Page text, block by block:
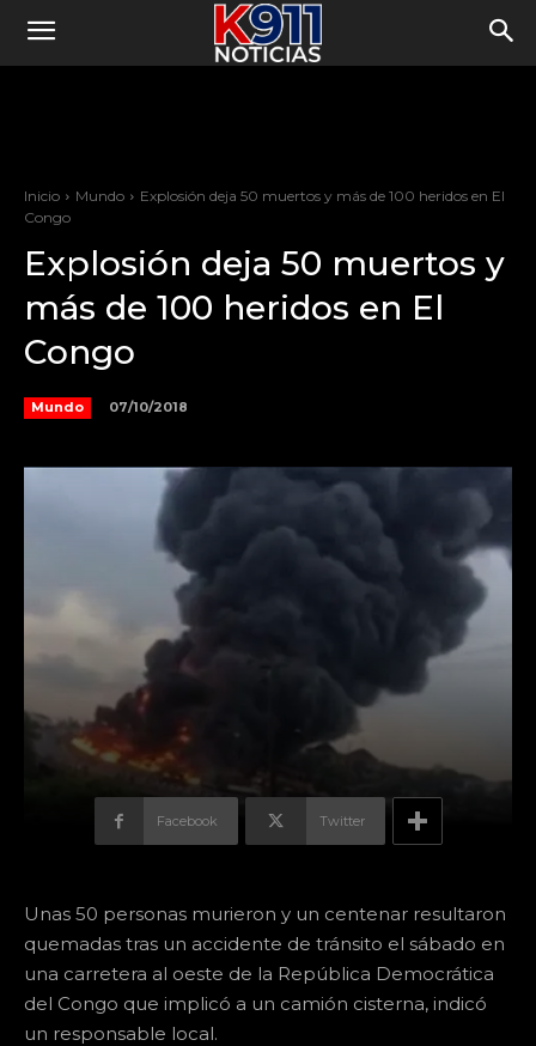
Inicio Mundo
Explosión deja 50 muertos y más de 100 heridos en El
Congo
Explosión deja 50 muertos y
más de 100 heridos en El
Congo
Mundo 07/10/2018
Facebook Twitter
Unas 50 personas murieron y un centenar resultaron
quemadas tras un accidente de tránsito el sábado en
una carretera al oeste de la República Democrática
del Congo que implicó a un camión cisterna, indicó
un responsable local.